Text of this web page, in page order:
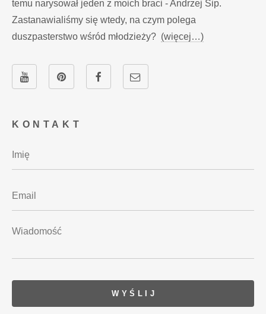
KONTAKT
temu narysował jeden z moich braci - Andrzej Sip.
Zastanawialiśmy się wtedy, na czym polega
duszpasterstwo wśród młodzieży? (więcej…)